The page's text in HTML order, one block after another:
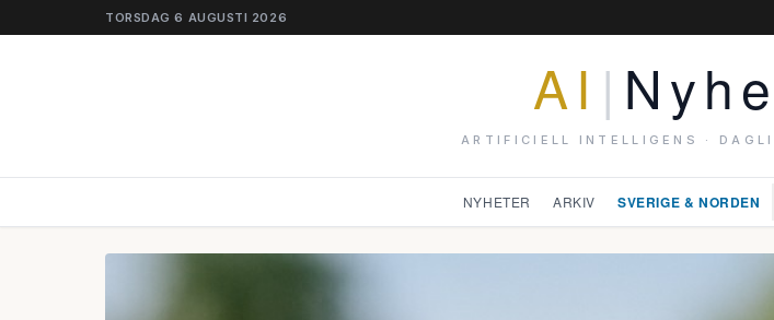
TORSDAG 6 AUGUSTI 2026
AI |
ARTIFICIELL INTELLIGENS ·
NYHETER ARKIV SVERIGE & NORDEN